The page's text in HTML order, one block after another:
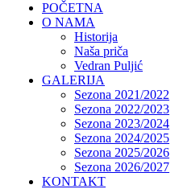
POČETNA
O NAMA
Historija
Naša priča
Vedran Puljić
GALERIJA
Sezona 2021/2022
Sezona 2022/2023
Sezona 2023/2024
Sezona 2024/2025
Sezona 2025/2026
Sezona 2026/2027
KONTAKT